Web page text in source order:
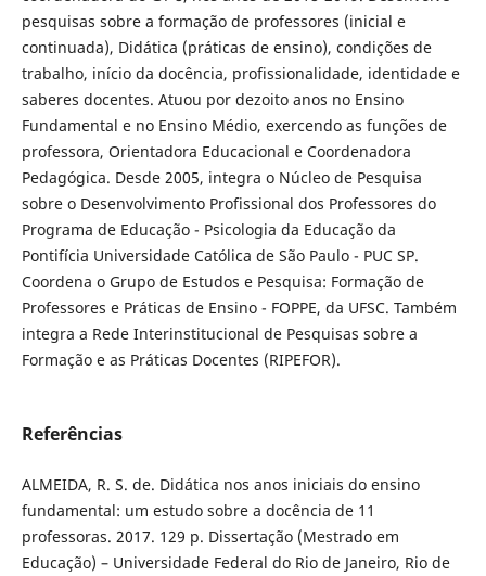
pesquisas sobre a formação de professores (inicial e
continuada), Didática (práticas de ensino), condições de
trabalho, início da docência, profissionalidade, identidade e
saberes docentes. Atuou por dezoito anos no Ensino
Fundamental e no Ensino Médio, exercendo as funções de
professora, Orientadora Educacional e Coordenadora
Pedagógica. Desde 2005, integra o Núcleo de Pesquisa
sobre o Desenvolvimento Profissional dos Professores do
Programa de Educação - Psicologia da Educação da
Pontifícia Universidade Católica de São Paulo - PUC SP.
Coordena o Grupo de Estudos e Pesquisa: Formação de
Professores e Práticas de Ensino - FOPPE, da UFSC. Também
integra a Rede Interinstitucional de Pesquisas sobre a
Formação e as Práticas Docentes (RIPEFOR).
Referências
ALMEIDA, R. S. de. Didática nos anos iniciais do ensino
fundamental: um estudo sobre a docência de 11
professoras. 2017. 129 p. Dissertação (Mestrado em
Educação) – Universidade Federal do Rio de Janeiro, Rio de